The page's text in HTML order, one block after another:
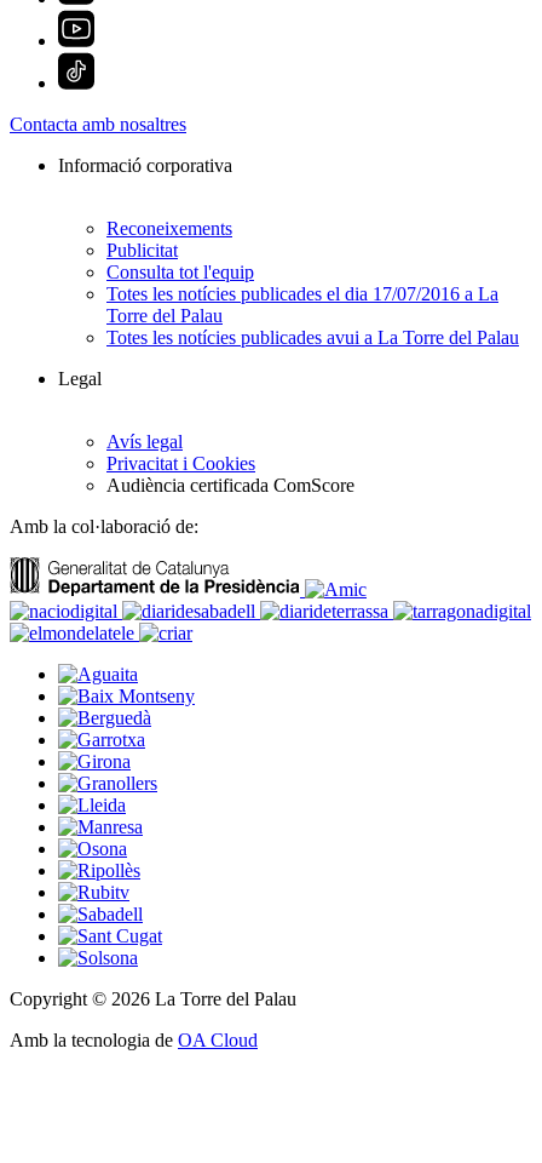
Contacta amb nosaltres
Informació corporativa
Reconeixements
Publicitat
Consulta tot l'equip
Totes les notícies publicades el dia 17/07/2016 a La
Torre del Palau
Totes les notícies publicades avui a La Torre del Palau
Legal
Avís legal
Privacitat i Cookies
Audiència certificada ComScore
Amb la col·laboració de:
Copyright © 2026 La Torre del Palau
Amb la tecnologia de OA Cloud